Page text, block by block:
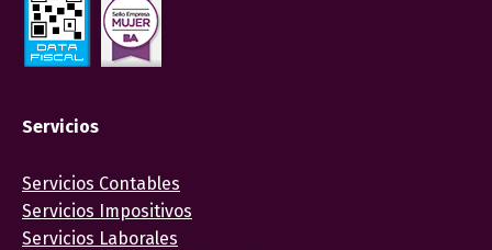
Servicios
Servicios Contables
Servicios Impositivos
Servicios Laborales